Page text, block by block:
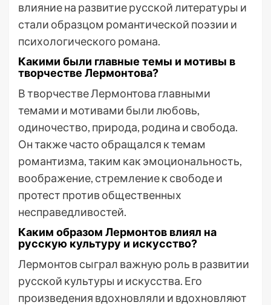
влияние на развитие русской литературы и
стали образцом романтической поэзии и
психологического романа.
Какими были главные темы и мотивы в
творчестве Лермонтова?
В творчестве Лермонтова главными
темами и мотивами были любовь,
одиночество, природа, родина и свобода.
Он также часто обращался к темам
романтизма, таким как эмоциональность,
воображение, стремление к свободе и
протест против общественных
несправедливостей.
Каким образом Лермонтов влиял на
русскую культуру и искусство?
Лермонтов сыграл важную роль в развитии
русской культуры и искусства. Его
произведения вдохновляли и вдохновляют